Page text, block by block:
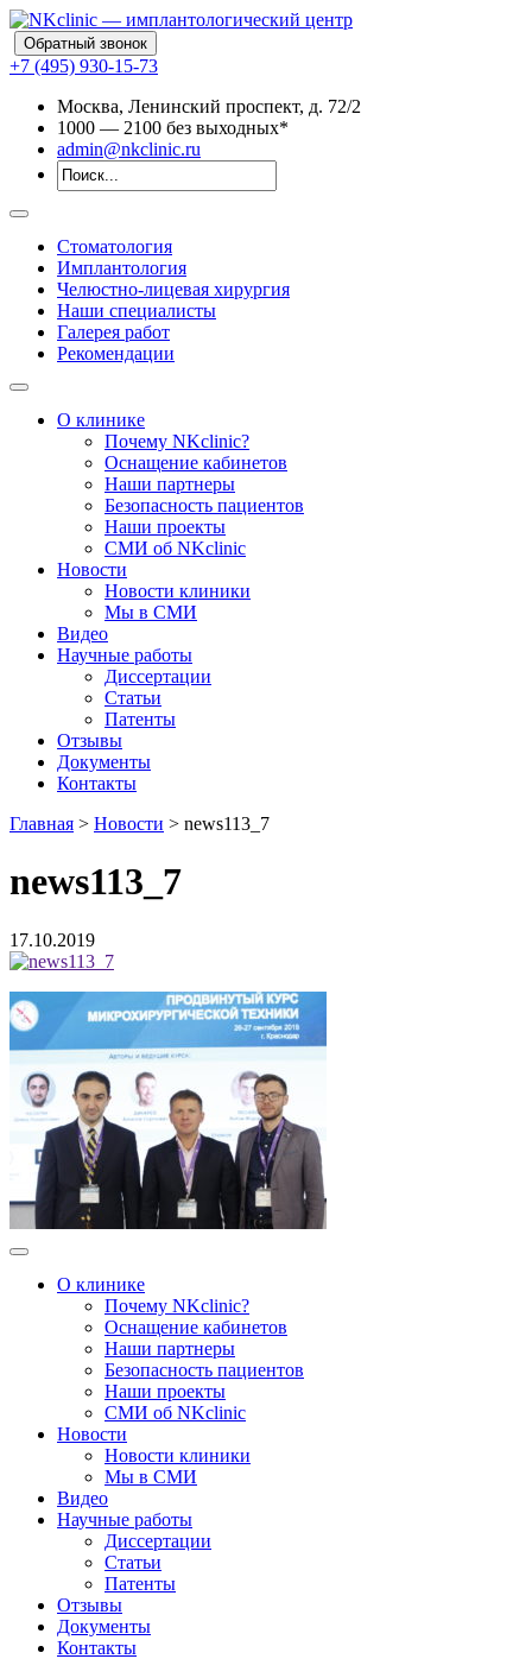
Обратный звонок
+7 (495) 930-15-73
Москва, Ленинский проспект, д. 72/2
1000 — 2100 без выходных*
admin@nkclinic.ru
Стоматология
Имплантология
Челюстно-лицевая хирургия
Наши специалисты
Галерея работ
Рекомендации
О клинике
Почему NKclinic?
Оснащение кабинетов
Наши партнеры
Безопасность пациентов
Наши проекты
СМИ об NKclinic
Новости
Новости клиники
Мы в СМИ
Видео
Научные работы
Диссертации
Статьи
Патенты
Отзывы
Документы
Контакты
Главная > Новости > news113_7
news113_7
17.10.2019
О клинике
Почему NKclinic?
Оснащение кабинетов
Наши партнеры
Безопасность пациентов
Наши проекты
СМИ об NKclinic
Новости
Новости клиники
Мы в СМИ
Видео
Научные работы
Диссертации
Статьи
Патенты
Отзывы
Документы
Контакты